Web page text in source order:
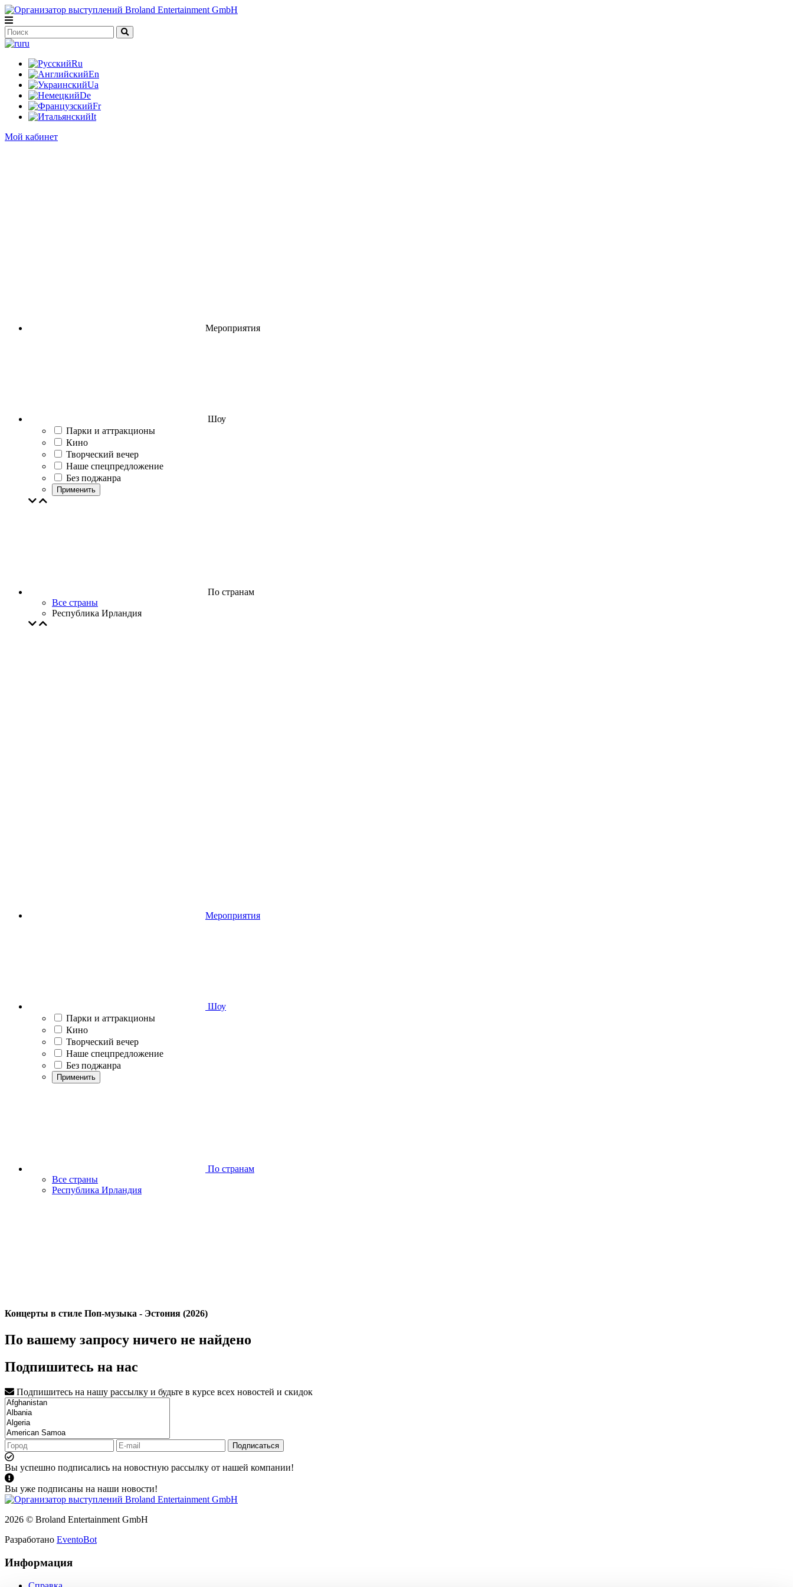
ru
Ru
En
Ua
De
Fr
It
Мой кабинет
Мероприятия
Шоу
Парки и аттракционы
Кино
Творческий вечер
Наше спецпредложение
Без поджанра
Применить
По странам
Все страны
Республика Ирландия
Мероприятия
Шоу
Парки и аттракционы
Кино
Творческий вечер
Наше спецпредложение
Без поджанра
Применить
По странам
Все страны
Республика Ирландия
Концерты в стиле Поп-музыка - Эстония (2026)
По вашему запросу ничего не найдено
Подпишитесь на нас
Подпишитесь на нашу рассылку и будьте в курсе всех новостей и скидок
Подписаться
Вы успешно подписались на новостную рассылку от нашей компании!
Вы уже подписаны на наши новости!
2026 © Broland Entertainment GmbH
Разработано EventoBot
Информация